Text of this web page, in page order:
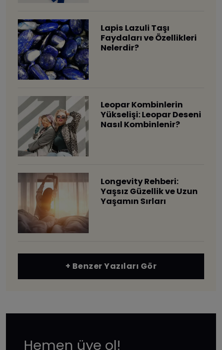
Lapis Lazuli Taşı
Faydaları ve Özellikleri
Nelerdir?
Leopar Kombinlerin
Yükselişi: Leopar Deseni
Nasıl Kombinlenir?
Longevity Rehberi:
Yaşsız Güzellik ve Uzun
Yaşamın Sırları
+ Benzer Yazıları Gör
Hemen üye ol!